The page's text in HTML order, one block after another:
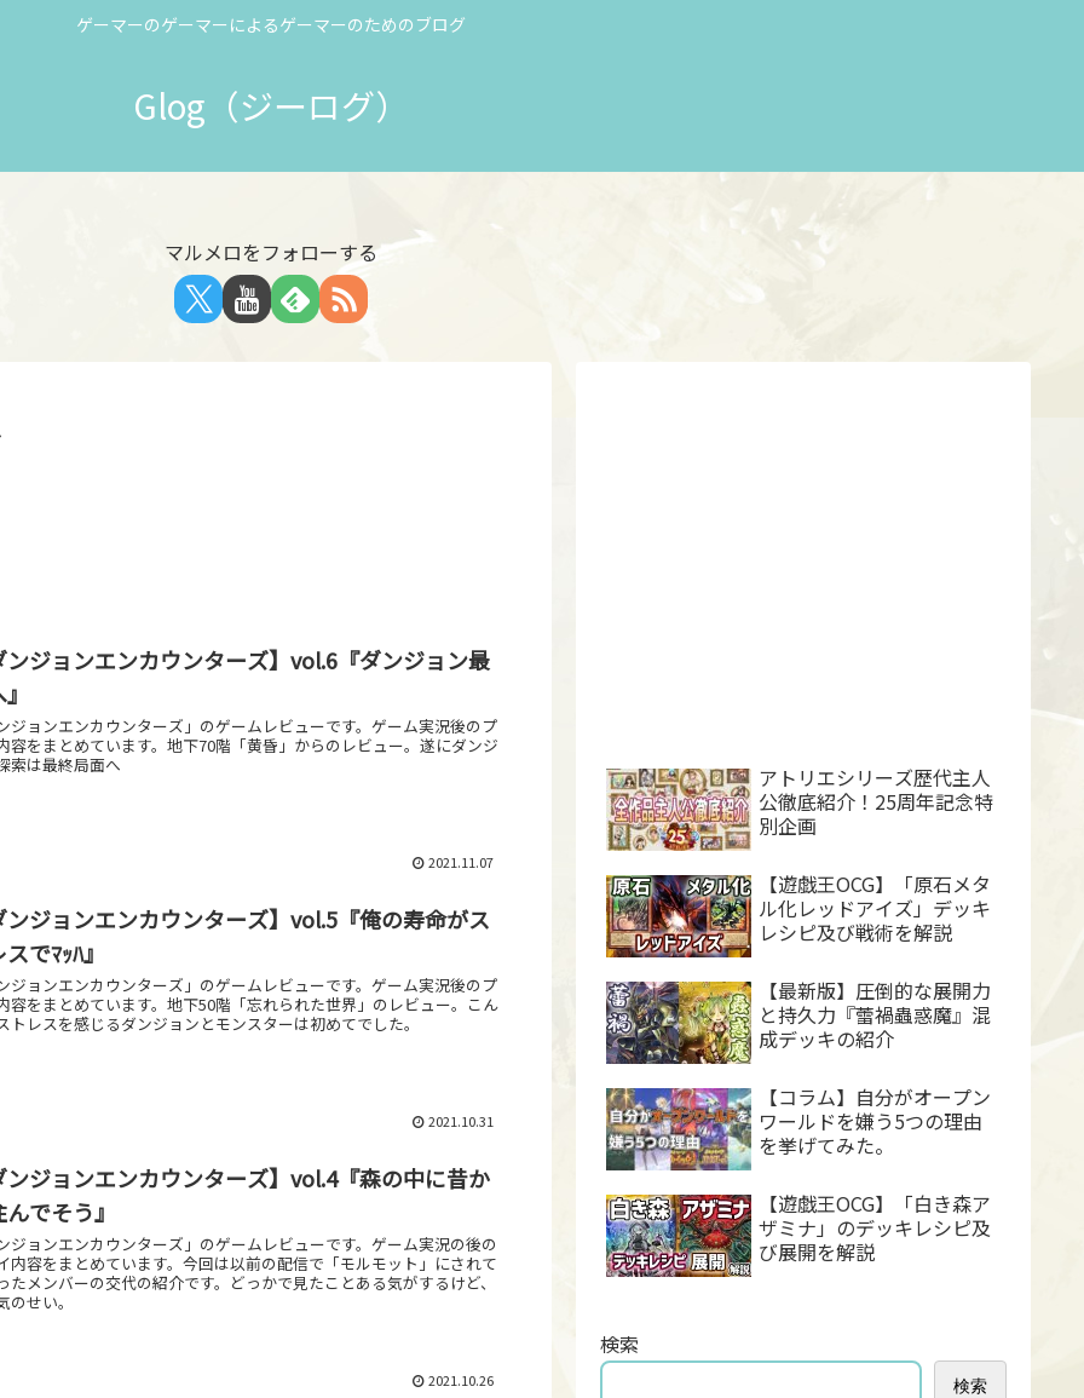
ゲーマーのゲーマーによるゲーマーのためのブログ
Glog（ジーログ）
マルメロをフォローする
ンジョンエンカウンターズ】vol.6『ダンジョン最
ジョンエンカウンターズ」のゲームレビューです。ゲーム実況後のプ
容をまとめています。地下70階「黄昏」からのレビュー。遂にダンジ
索は最終局面へ
2021.11.07
ンジョンエンカウンターズ】vol.5『俺の寿命がス
でﾏｯﾊ』
ジョンエンカウンターズ」のゲームレビューです。ゲーム実況後のプ
容をまとめています。地下50階「忘れられた世界」のレビュー。こん
トレスを感じるダンジョンとモンスターは初めてでした。
2021.10.31
ンジョンエンカウンターズ】vol.4『森の中に昔か
でそう』
ジョンエンカウンターズ」のゲームレビューです。ゲーム実況の後の
内容をまとめています。今回は以前の配信で「モルモット」にされて
たメンバーの交代の紹介です。どっかで見たことある気がするけど、
のせい。
2021.10.26
アトリエシリーズ歴代主人
公徹底紹介！25周年記念特
別企画
【遊戯王OCG】「原石メタ
ル化レッドアイズ」デッキ
レシピ及び戦術を解説
【最新版】圧倒的な展開力
と持久力『蕾禍蟲惑魔』混
成デッキの紹介
【コラム】自分がオープン
ワールドを嫌う5つの理由
を挙げてみた。
【遊戯王OCG】「白き森ア
ザミナ」のデッキレシピ及
び展開を解説
検索
検索